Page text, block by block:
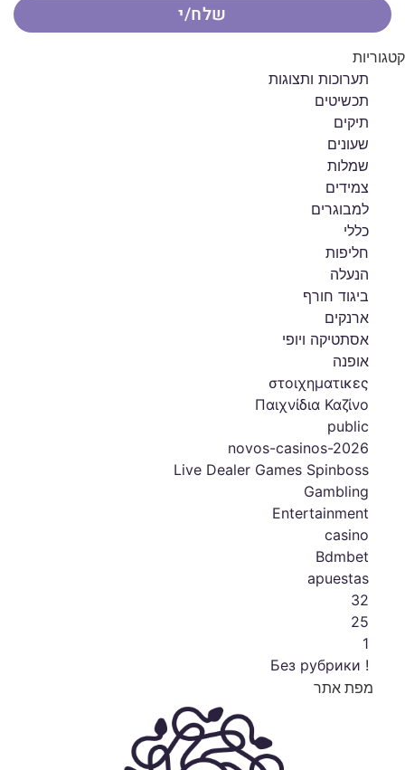
שלח/י
קטגוריות
תערוכות ותצוגות
תכשיטים
תיקים
שעונים
שמלות
צמידים
למבוגרים
כללי
חליפות
הנעלה
ביגוד חורף
ארנקים
אסתטיקה ויופי
אופנה
στοιχηματικες
Παιχνίδια Καζίνο
public
novos-casinos-2026
Live Dealer Games Spinboss
Gambling
Entertainment
casino
Bdmbet
apuestas
32
25
1
! Без рубрики
מפת אתר